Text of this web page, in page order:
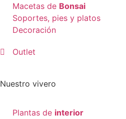
Macetas de Bonsai
Soportes, pies y platos
Decoración
Outlet
Nuestro vivero
Plantas de interior